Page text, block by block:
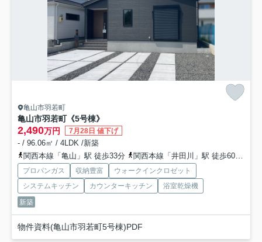
亀山市羽若町
亀山市羽若町《5号棟》
2,490万円 7月28日 値下げ
- / 96.06㎡ / 4LDK /新築
関西本線「亀山」駅 徒歩33分
関西本線「井田川」駅 徒歩60分
プロパンガス 収納豊富
ウォークインクロゼット
システムキッチン
カウンターキッチン
浴室乾燥機
新築
物件資料(亀山市羽若町5号棟)PDF